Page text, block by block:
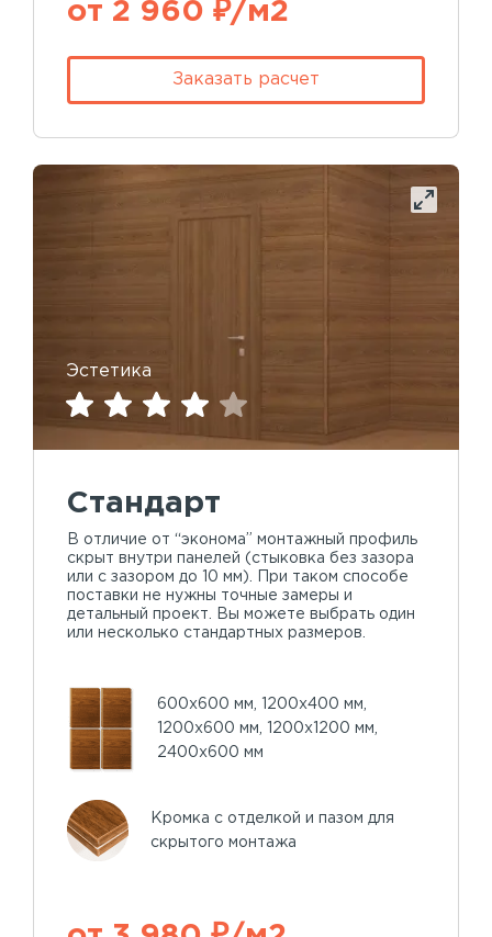
от 2 960 ₽/м2
Заказать расчет
Эстетика
Стандарт
В отличие от “эконома” монтажный профиль
скрыт внутри панелей (стыковка без зазора
или с зазором до 10 мм). При таком способе
поставки не нужны точные замеры и
детальный проект. Вы можете выбрать один
или несколько стандартных размеров.
600х600 мм, 1200х400 мм,
1200х600 мм, 1200х1200 мм,
2400х600 мм
Кромка с отделкой и пазом для
скрытого монтажа